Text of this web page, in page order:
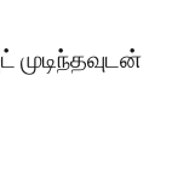
முடிந்தவுடன்